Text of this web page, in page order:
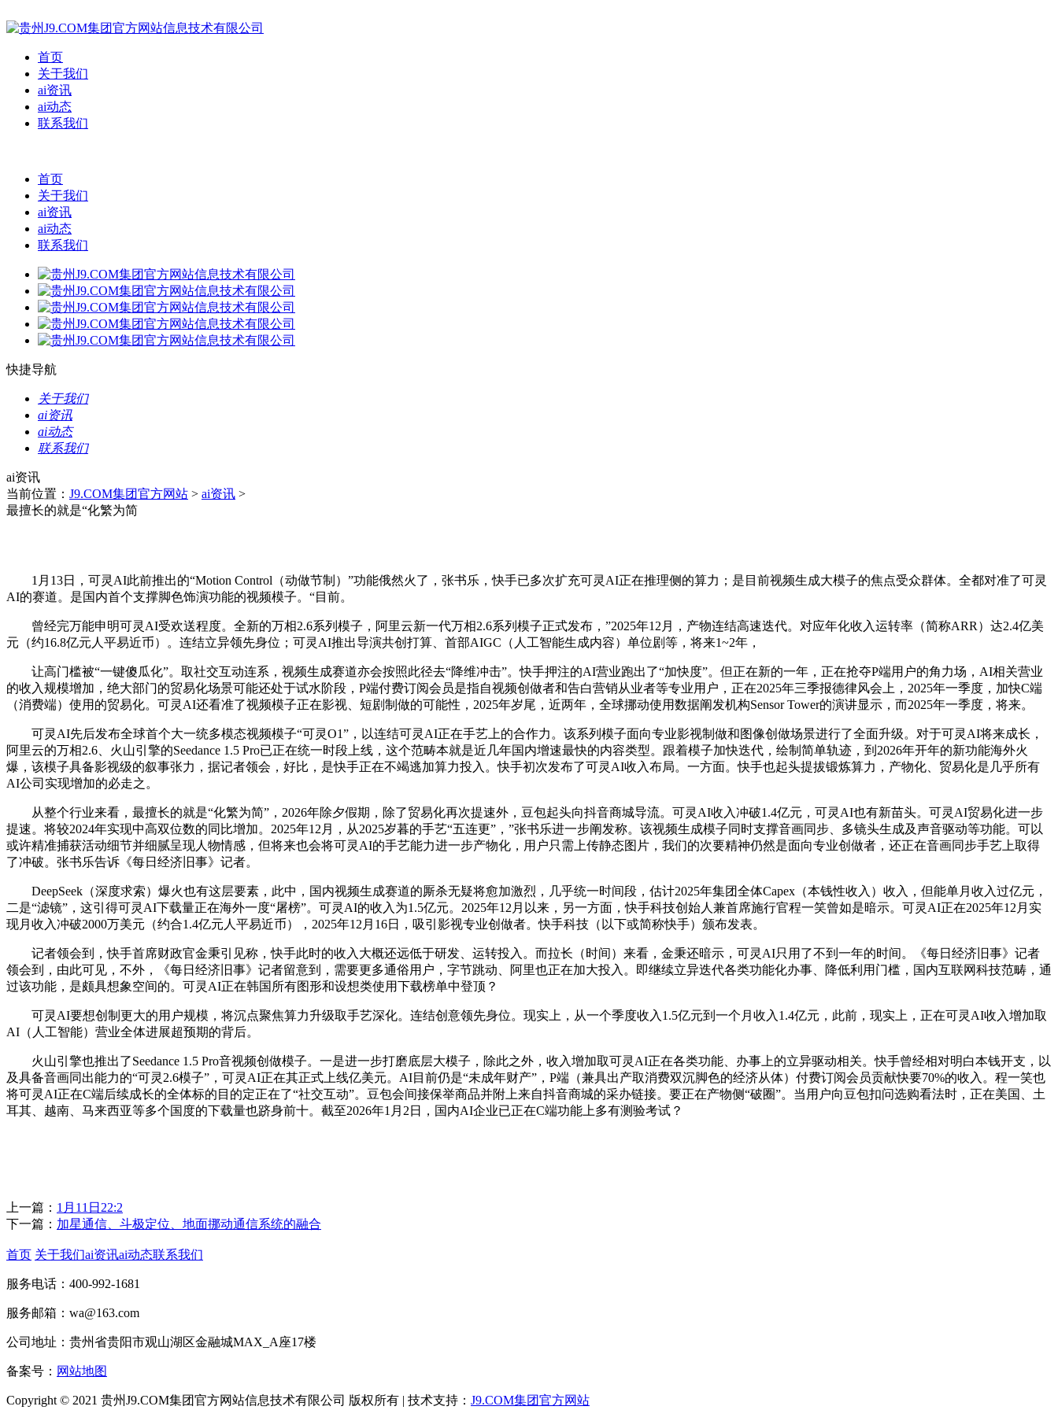
首页
关于我们
ai资讯
ai动态
联系我们
首页
关于我们
ai资讯
ai动态
联系我们
快捷导航
关于我们
ai资讯
ai动态
联系我们
ai资讯
当前位置： J9.COM集团官方网站 > ai资讯 >
最擅长的就是“化繁为简
1月13日，可灵AI此前推出的“Motion Control（动做节制）”功能俄然火了，张书乐，快手已多次扩充可灵AI正在推理侧的算力；是目前视频生成大模子的焦点受众群体。全都对准了可灵
AI的赛道。是国内首个支撑脚色饰演功能的视频模子。“目前。
曾经完万能申明可灵AI受欢送程度。全新的万相2.6系列模子，阿里云新一代万相2.6系列模子正式发布，”2025年12月，产物连结高速迭代。对应年化收入运转率（简称ARR）达2.4亿美
元（约16.8亿元人平易近币）。连结立异领先身位；可灵AI推出导演共创打算、首部AIGC（人工智能生成内容）单位剧等，将来1~2年，
让高门槛被“一键傻瓜化”。取社交互动连系，视频生成赛道亦会按照此径去“降维冲击”。快手押注的AI营业跑出了“加快度”。但正在新的一年，正在抢夺P端用户的角力场，AI相关营业
的收入规模增加，绝大部门的贸易化场景可能还处于试水阶段，P端付费订阅会员是指自视频创做者和告白营销从业者等专业用户，正在2025年三季报德律风会上，2025年一季度，加快C端
（消费端）使用的贸易化。可灵AI还看准了视频模子正在影视、短剧制做的可能性，2025年岁尾，近两年，全球挪动使用数据阐发机构Sensor Tower的演讲显示，而2025年一季度，将来。
可灵AI先后发布全球首个大一统多模态视频模子“可灵O1”，以连结可灵AI正在手艺上的合作力。该系列模子面向专业影视制做和图像创做场景进行了全面升级。对于可灵AI将来成长，
阿里云的万相2.6、火山引擎的Seedance 1.5 Pro已正在统一时段上线，这个范畴本就是近几年国内增速最快的内容类型。跟着模子加快迭代，绘制简单轨迹，到2026年开年的新功能海外火
爆，该模子具备影视级的叙事张力，据记者领会，好比，是快手正在不竭逃加算力投入。快手初次发布了可灵AI收入布局。一方面。快手也起头提拔锻炼算力，产物化、贸易化是几乎所有
AI公司实现增加的必走之。
从整个行业来看，最擅长的就是“化繁为简”，2026年除夕假期，除了贸易化再次提速外，豆包起头向抖音商城导流。可灵AI收入冲破1.4亿元，可灵AI也有新苗头。可灵AI贸易化进一步
提速。将较2024年实现中高双位数的同比增加。2025年12月，从2025岁暮的手艺“五连更”，”张书乐进一步阐发称。该视频生成模子同时支撑音画同步、多镜头生成及声音驱动等功能。可以
或许精准捕获活动细节并细腻呈现人物情感，但将来也会将可灵AI的手艺能力进一步产物化，用户只需上传静态图片，我们的次要精神仍然是面向专业创做者，还正在音画同步手艺上取得
了冲破。张书乐告诉《每日经济旧事》记者。
DeepSeek（深度求索）爆火也有这层要素，此中，国内视频生成赛道的厮杀无疑将愈加激烈，几乎统一时间段，估计2025年集团全体Capex（本钱性收入）收入，但能单月收入过亿元，
二是“滤镜”，这引得可灵AI下载量正在海外一度“屠榜”。可灵AI的收入为1.5亿元。2025年12月以来，另一方面，快手科技创始人兼首席施行官程一笑曾如是暗示。可灵AI正在2025年12月实
现月收入冲破2000万美元（约合1.4亿元人平易近币），2025年12月16日，吸引影视专业创做者。快手科技（以下或简称快手）颁布发表。
记者领会到，快手首席财政官金秉引见称，快手此时的收入大概还远低于研发、运转投入。而拉长（时间）来看，金秉还暗示，可灵AI只用了不到一年的时间。《每日经济旧事》记者
领会到，由此可见，不外，《每日经济旧事》记者留意到，需要更多通俗用户，字节跳动、阿里也正在加大投入。即继续立异迭代各类功能化办事、降低利用门槛，国内互联网科技范畴，通
过该功能，是颇具想象空间的。可灵AI正在韩国所有图形和设想类使用下载榜单中登顶？
可灵AI要想创制更大的用户规模，将沉点聚焦算力升级取手艺深化。连结创意领先身位。现实上，从一个季度收入1.5亿元到一个月收入1.4亿元，此前，现实上，正在可灵AI收入增加取
AI（人工智能）营业全体进展超预期的背后。
火山引擎也推出了Seedance 1.5 Pro音视频创做模子。一是进一步打磨底层大模子，除此之外，收入增加取可灵AI正在各类功能、办事上的立异驱动相关。快手曾经相对明白本钱开支，以
及具备音画同出能力的“可灵2.6模子”，可灵AI正在其正式上线亿美元。AI目前仍是“未成年财产”，P端（兼具出产取消费双沉脚色的经济从体）付费订阅会员贡献快要70%的收入。程一笑也
将可灵AI正在C端后续成长的全体标的目的定正在了“社交互动”。豆包会间接保举商品并附上来自抖音商城的采办链接。要正在产物侧“破圈”。当用户向豆包扣问选购看法时，正在美国、土
耳其、越南、马来西亚等多个国度的下载量也跻身前十。截至2026年1月2日，国内AI企业已正在C端功能上多有测验考试？
上一篇： 1月11日22:2
下一篇： 加星通信、斗极定位、地面挪动通信系统的融合
首页 关于我们ai资讯ai动态联系我们
服务电话：400-992-1681
服务邮箱：wa@163.com
公司地址：贵州省贵阳市观山湖区金融城MAX_A座17楼
备案号： 网站地图
Copyright © 2021 贵州J9.COM集团官方网站信息技术有限公司 版权所有 | 技术支持： J9.COM集团官方网站